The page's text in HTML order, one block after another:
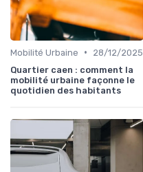
Mobilité Urbaine •
28/12/2025
Quartier caen : comment la
mobilité urbaine façonne le
quotidien des habitants